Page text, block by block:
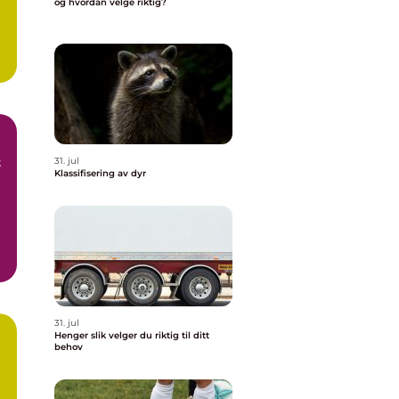
31. jul
Klassifisering av dyr
31. jul
Henger slik velger du riktig til ditt
behov